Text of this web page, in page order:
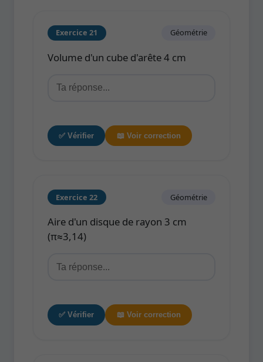
Exercice 21 Géométrie
Volume d'un cube d'arête 4 cm
✅ Vérifier 📖 Voir correction
Exercice 22 Géométrie
Aire d'un disque de rayon 3 cm
(π≈3,14)
✅ Vérifier 📖 Voir correction